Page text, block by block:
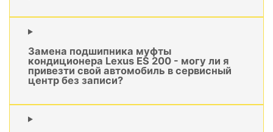
Замена подшипника муфты
кондиционера Lexus ES 200 - могу ли я
привезти свой автомобиль в сервисный
центр без записи?